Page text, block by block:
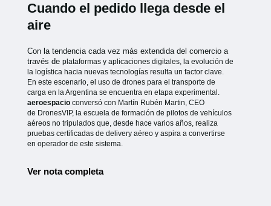
Cuando el pedido llega desde el
aire
Con la tendencia cada vez más extendida del comercio a
través de plataformas y aplicaciones digitales, la evolución de
la logística hacia nuevas tecnologías resulta un factor clave.
En este escenario, el uso de drones para el transporte de
carga en la Argentina se encuentra en etapa experimental.
aeroespacioconversó con Martín Rubén Martin, CEO
de DronesVIP, la escuela de formación de pilotos de vehículos
aéreos no tripulados que, desde hace varios años, realiza
pruebas certificadas de delivery aéreo y aspira a convertirse
en operador de este sistema.
Ver nota completa